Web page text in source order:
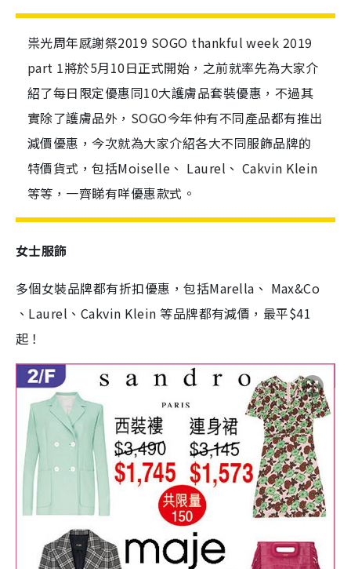
祟光周年感謝祭2019 SOGO thankful week 2019
part 1將於5月10日正式開始，之前就率先為大家介
紹了每日限定優惠同10大護膚品套裝優惠，不過其
實除了護膚品外，SOGO今年仲有不同產品都有推出
減價優惠，今次就為大家介紹各大不同服飾品牌的
特價貨式，包括Moiselle、 Laurel、 Cakvin Klein
等等，一齊睇有咩優惠款式。
女士服飾
多個女裝品牌都有折扣優惠，包括Marella、 Max&Co
、Laurel、Cakvin Klein 等品牌都有減價，最平$41
起！